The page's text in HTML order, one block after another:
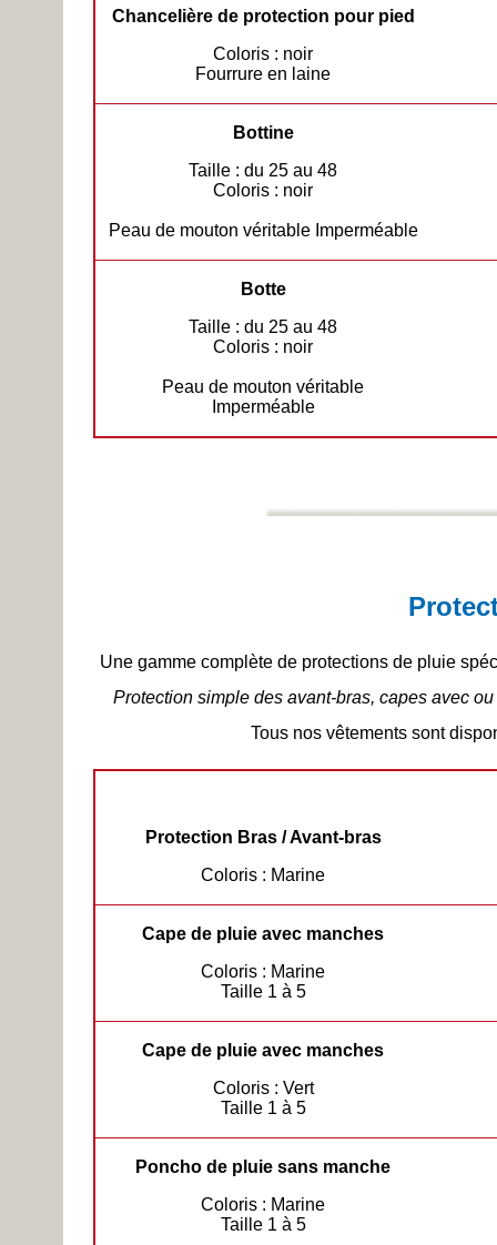
Chancelière de protection pour pied
Coloris : noir
Fourrure en laine
Bottine
Taille : du 25 au 48
Coloris : noir
Peau de mouton véritable Imperméable
Botte
Taille : du 25 au 48
Coloris : noir
Peau de mouton véritable
Imperméable
Une gamme complète de protections de pluie
Protection simple des avant-bras, capes avec
Tous nos vêtements sont
Protection Bras / Avant-bras
Coloris : Marine
Cape de pluie avec manches
Coloris : Marine
Taille 1 à 5
Cape de pluie avec manches
Coloris : Vert
Taille 1 à 5
Poncho de pluie sans manche
Coloris : Marine
Taille 1 à 5